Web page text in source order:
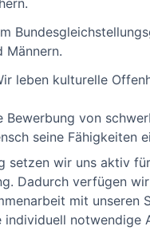
Männern.
leben kulturelle
von
seine Fähigkeiten
setzen wir uns aktiv
Dadurch verfügen
mit
individuell